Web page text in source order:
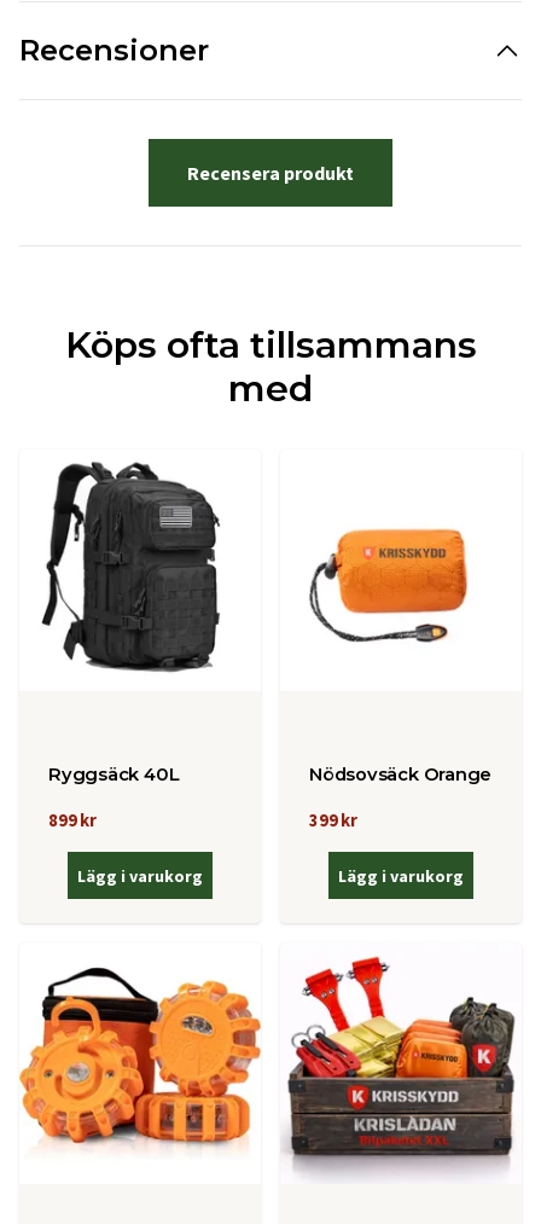
Recensioner
Recensera produkt
Köps ofta tillsammans
med
Ryggsäck 40L
899 kr
Lägg i varukorg
Nödsovsäck Orange
399 kr
Lägg i varukorg